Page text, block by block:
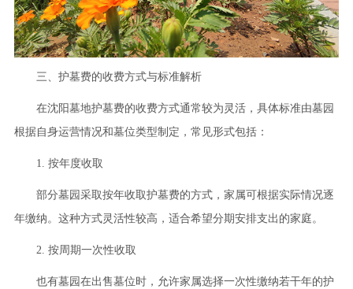
三、护墓费的收费方式与标准解析
在沈阳墓地护墓费的收费方式通常较为灵活，具体标准由墓园
根据自身运营情况和墓位类型制定，常见形式包括：
1. 按年度收取
部分墓园采取按年收取护墓费的方式，家属可根据实际情况逐
年缴纳。这种方式灵活性较高，适合希望分期安排支出的家庭。
2. 按周期一次性收取
也有墓园在出售墓位时，允许家属选择一次性缴纳若干年的护